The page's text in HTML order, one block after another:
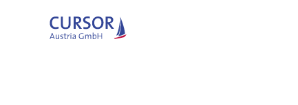
Zum Hauptinhalt springen